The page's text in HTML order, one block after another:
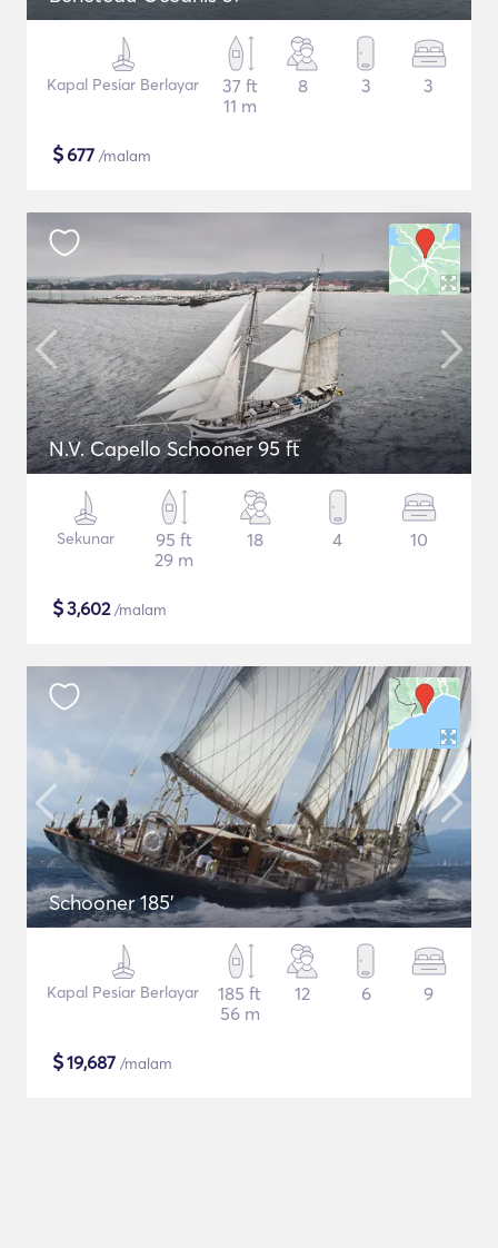
Kapal Pesiar Berlayar
37 ft
11 m
8 3 3
$677 /malam
N.V. Capello Schooner 95 ft
Sekunar
95 ft
29 m
18 4 10
$3,602/malam
Schooner 185'
Kapal Pesiar Berlayar
185 ft
56 m
12 6 9
$19,687 /malam